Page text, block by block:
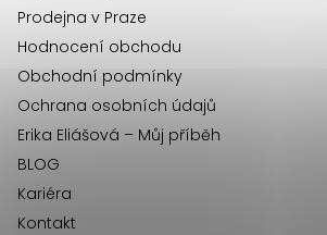
Prodejna v Praze
Hodnocení obchodu
Obchodní podmínky
Ochrana osobních údajů
Erika Eliášová – Můj příběh
BLOG
Kariéra
Kontakt